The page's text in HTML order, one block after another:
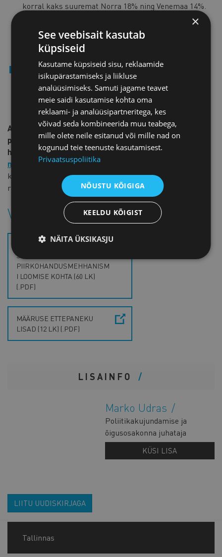
korral kaks suuremat Norra 18% ning Venemaa 14%.
kellele järgnevad Ukraina ning Põhja-Makedoonia.
Need andmed on toodud ELi kohta tervikuna, Eesti
kohta andmed praegu puuduvad.
Ettepanekuga hõlmatavates valdkondades on kavas
järk-järgult (10 aasta jooksul, aastaks 2035) kaotada
kasvuhoonegaaside lubatud heitkoguse ühikute tasuta
eraldamine EL ettevõtetele.
Anna teada, mida arvad Euroopa Komisjoni süsiniku
piirimeetme loomise ettepanekust. Tagasisidet ootan
hiljemalt 8. septembriks e-posti aadressile
marko[at]koda.ee.Ettevõtete tagasiside põhjal koostan
kaubanduskoja seisukoha, mille saadan
rahandusministeeriumile.
Vaata lisaks:
MÄÄRUSE ETTEPANEK
SÜSINIKDIOKSIIDI
PIIRKOHANDUSMEHHANISM
I LOOMISE KOHTA (60 LK)
(.PDF)
MÄÄRUSE ETTEPANEKU
LISAD (12 LK) (.PDF)
LISAINFO
Marko Udras
Poliitikakujundamise ja
õigusosakonna juhataja
KÜSI LISA
LIITU UUDISKIRJAGA
Tallinnas
×
See veebisait kasutab
küpsiseid
Kasutame küpsiseid sisu, reklaamide
isikupärastamiseks ja liikluse
analüüsimiseks. Samuti jagame teavet
meie saidi kasutamise kohta oma
reklaami- ja analüüsipartneritega, kes
võivad seda kombineerida muu teabega,
mille olete neile esitanud või mille nad on
kogunud teie teenuste kasutamisest.
Privaatsuspoliitika
NÕUSTU KÕIGIGA
KEELDU KÕIGIST
NÄITA ÜKSIKASJU